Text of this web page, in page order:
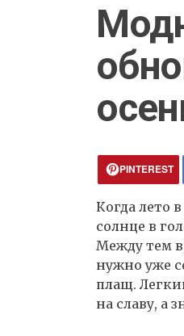
PINTEREST
Когда лето
солнце в
Между тем
нужно уже
плащ.
на славу, а